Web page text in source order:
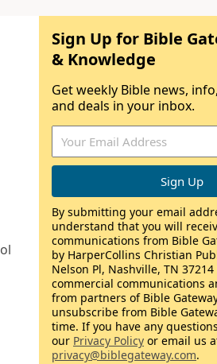
Sign Up for Bible
& Knowledge
Get weekly Bible news,
and deals in your inbox.
By submitting your email
understand that you will
communications from Bible
by HarperCollins Christian
Nelson Pl, Nashville, TN
commercial communications
from partners of Bible
unsubscribe from Bible
time. If you have any
our Privacy Policy or email us
privacy@biblegateway.com.